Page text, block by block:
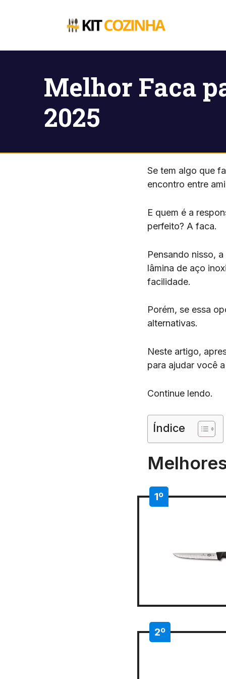
Melhor Faca
2025
Se tem algo que
encontro entre
E quem é a
perfeito? A faca.
Pensando nisso,
lâmina de aço
facilidade.
Porém, se essa
alternativas.
Neste artigo,
para ajudar você
Continue lendo.
Índice
1º
2º